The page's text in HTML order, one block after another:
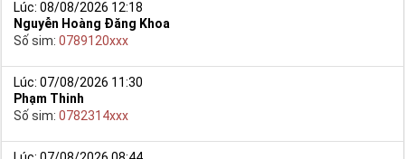
Lúc: 08/08/2026 12:18
Nguyễn Hoàng Đăng Khoa
Số sim: 0789120xxx
Lúc: 07/08/2026 11:30
Phạm Thinh
Số sim: 0782314xxx